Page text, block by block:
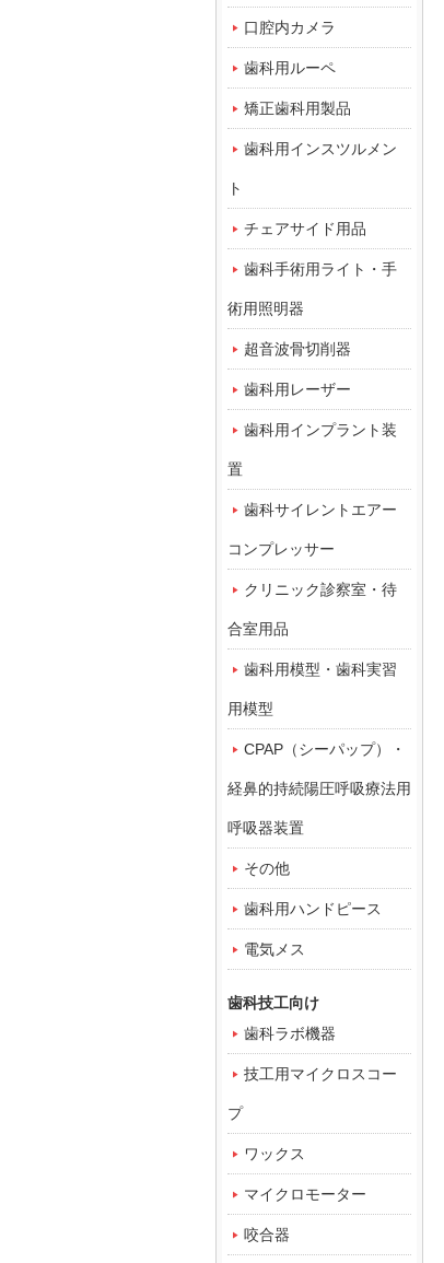
口腔内カメラ
歯科用ルーペ
矯正歯科用製品
歯科用インスツルメン
ト
チェアサイド用品
歯科手術用ライト・手
術用照明器
超音波骨切削器
歯科用レーザー
歯科用インプラント装
置
歯科サイレントエアー
コンプレッサー
クリニック診察室・待
合室用品
歯科用模型・歯科実習
用模型
CPAP（シーパップ）・
経鼻的持続陽圧呼吸療法用
呼吸器装置
その他
歯科用ハンドピース
電気メス
歯科技工向け
歯科ラボ機器
技工用マイクロスコー
プ
ワックス
マイクロモーター
咬合器